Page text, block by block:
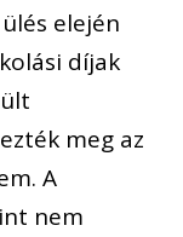
elején
díjak
meg az
A
nem